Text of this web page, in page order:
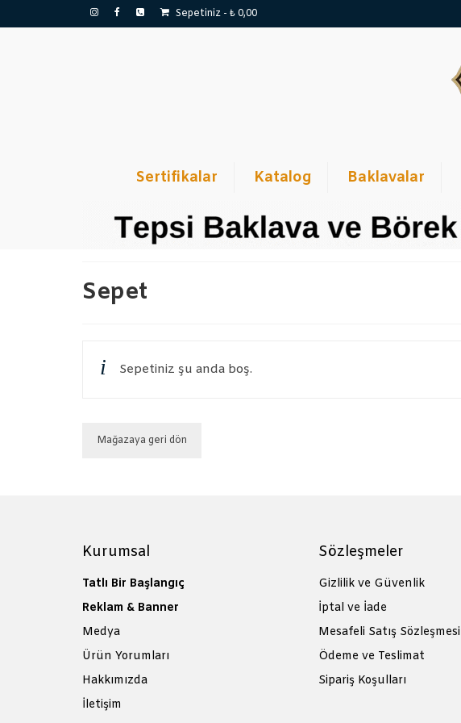
Sepetiniz - ₺0,00
Sertifikalar Katalog Baklavalar
Sepet
Sepetiniz şu anda boş.
Mağazaya geri dön
Kurumsal
Tatlı Bir Başlangıç
Reklam & Banner
Medya
Ürün Yorumları
Hakkımızda
İletişim
Sözleşmeler
Gizlilik ve Güvenlik
İptal ve İade
Mesafeli Satış Sözleşmesi
Ödeme ve Teslimat
Sipariş Koşulları